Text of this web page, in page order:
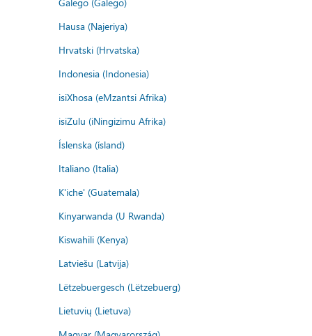
Hausa (Najeriya)
Hrvatski (Hrvatska)
Indonesia (Indonesia)
isiXhosa (eMzantsi Afrika)
isiZulu (iNingizimu Afrika)
Íslenska (ísland)
Italiano (Italia)
K'iche' (Guatemala)
Kinyarwanda (U Rwanda)
Kiswahili (Kenya)
Latviešu (Latvija)
Lëtzebuergesch (Lëtzebuerg)
Lietuvių (Lietuva)